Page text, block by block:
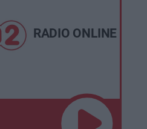
RADIO ONLINE